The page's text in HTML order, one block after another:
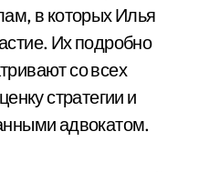
в которых Илья
Их подробно
со всех
стратегии и
адвокатом.